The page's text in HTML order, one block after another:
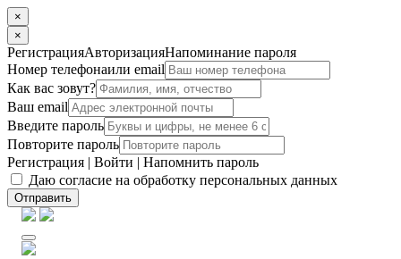
×
×
РегистрацияАвторизацияНапоминание пароля
Номер телефонаили email
Как вас зовут?
Ваш email
Введите пароль
Повторите пароль
Регистрация | Войти | Напомнить пароль
Даю согласие на обработку персональных данных
Отправить